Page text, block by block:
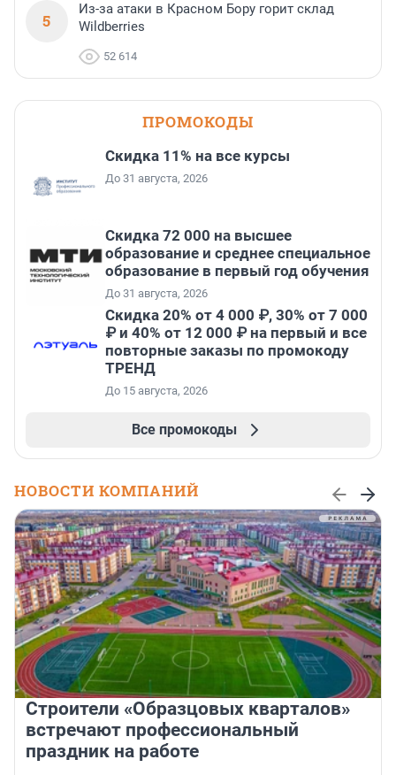
5
Из-за атаки в Красном Бору горит склад
Wildberries
52 614
ПРОМОКОДЫ
Скидка 11% на все курсы
До 31 августа, 2026
Скидка 72 000 на высшее
образование и среднее специальное
образование в первый год обучения
До 31 августа, 2026
Скидка 20% от 4 000 ₽, 30% от 7 000
₽ и 40% от 12 000 ₽ на первый и все
повторные заказы по промокоду
ТРЕНД
До 15 августа, 2026
Все промокоды
НОВОСТИ КОМПАНИЙ
Строители «Образцовых кварталов»
встречают профессиональный
праздник на работе